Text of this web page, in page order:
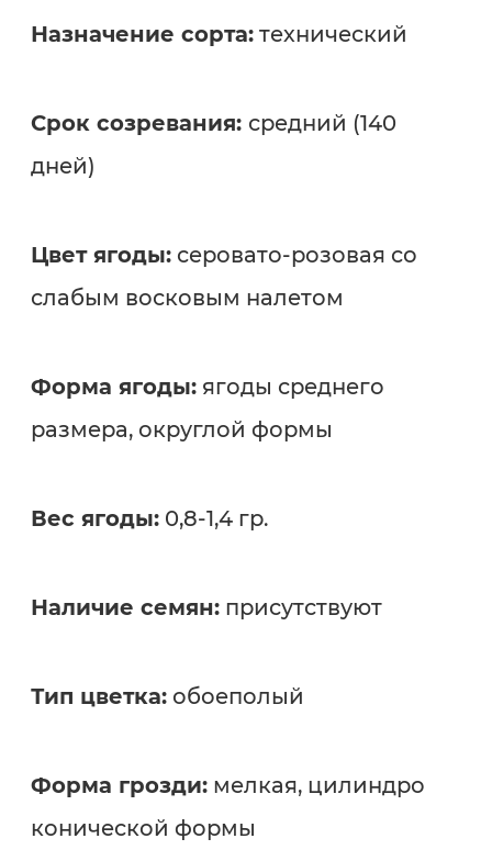
Назначение сорта:технический
Срок созревания: средний (140
дней)
Цвет ягоды:серовато-розовая со
слабым восковым налетом
Форма ягоды:ягоды среднего
размера, округлой формы
Вес ягоды:0,8-1,4 гр.
Наличие семян:присутствуют
Тип цветка:обоеполый
Форма грозди:мелкая, цилиндро
конической формы